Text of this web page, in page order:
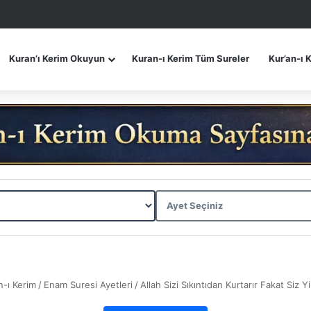
Kuran’ı Kerim Okuyun Kuran-ı Kerim Tüm Sureler Kur’an-ı
ı Kerim / Enam Suresi Ayetleri / Allah Sizi Sıkıntıdan Kurtarır Fakat Siz